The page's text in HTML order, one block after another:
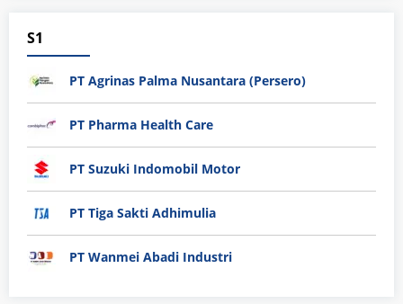
S1
PT Agrinas Palma Nusantara (Persero)
PT Pharma Health Care
PT Suzuki Indomobil Motor
PT Tiga Sakti Adhimulia
PT Wanmei Abadi Industri